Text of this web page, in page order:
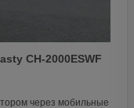
CH-2000ESWF
через мобильные